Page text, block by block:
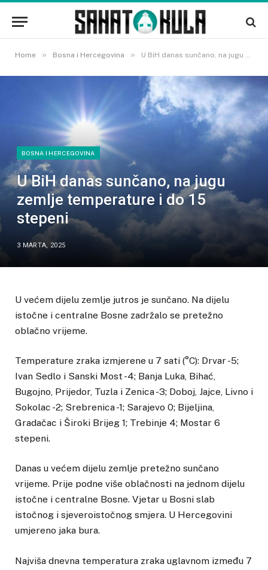
Home » Bosna i Hercegovina » U BiH danas sunčano, na jugu zemlje temperature i do 15 stepeni
BOSNA I HERCEGOVINA
U BiH danas sunčano, na jugu
zemlje temperature i do 15
stepeni
3 MARTA, 2025
U većem dijelu zemlje jutros je sunčano. Na dijelu
istočne i centralne Bosne zadržalo se pretežno
oblačno vrijeme.
Temperature zraka izmjerene u 7 sati (°C): Drvar -5;
Ivan Sedlo i Sanski Most -4; Banja Luka, Bihać,
Bugojno, Prijedor, Tuzla i Zenica -3; Doboj, Jajce, Livno i
Sokolac -2; Srebrenica -1; Sarajevo 0; Bijeljina,
Gradačac i Široki Brijeg 1; Trebinje 4; Mostar 6
stepeni.
Danas u većem dijelu zemlje pretežno sunčano
vrijeme. Prije podne više oblačnosti na jednom dijelu
istočne i centralne Bosne. Vjetar u Bosni slab
istočnog i sjeveroistočnog smjera. U Hercegovini
umjereno jaka bura.
Najviša dnevna temperatura zraka uglavnom između 7